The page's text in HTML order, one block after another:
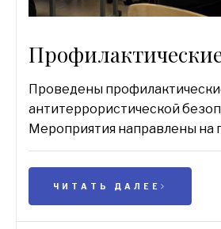
Проведены
антитеррористической
Мероприятия направлены на
ЧИТАТЬ ДАЛЕЕ